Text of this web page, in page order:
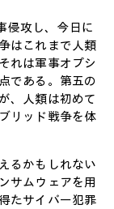
侵攻し、今日に
はこれまで人類
れは軍事オプシ
である。第五の
、人類は初めて
リッド戦争を体
るかもしれない
サムウェアを用
たサイバー犯罪